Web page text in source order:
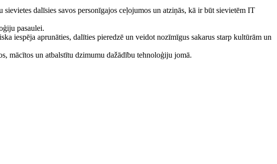
dalīsies savos personīgajos ceļojumos un atziņās, kā ir būt sievietēm IT
pasaulei.
iespēja aprunāties, dalīties pieredzē un veidot nozīmīgus sakarus starp kultūrām un
mācītos un atbalstītu dzimumu dažādību tehnoloģiju jomā.